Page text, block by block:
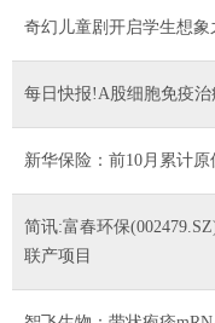
奇幻儿童剧开启学生想
每日快报!A股细胞免疫
新华保险：前10月累计
简讯:富春环保
联产项目